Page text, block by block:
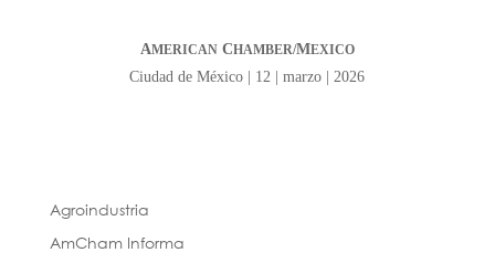
AMERICANCHAMBER/MEXICO
Ciudad de México | 12 | marzo | 2026
Agroindustria
AmCham Informa